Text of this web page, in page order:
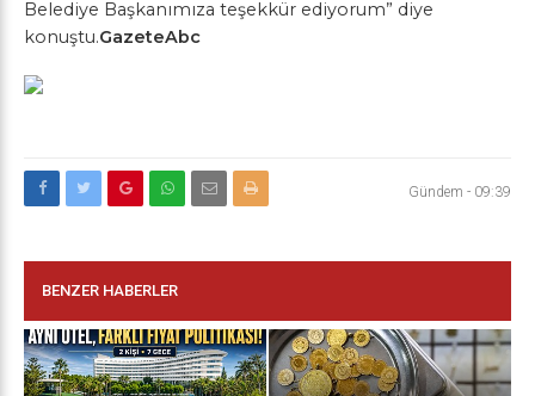
Belediye Başkanımıza teşekkür ediyorum” diye
konuştu.GazeteAbc
Gündem - 09:39
BENZER HABERLER